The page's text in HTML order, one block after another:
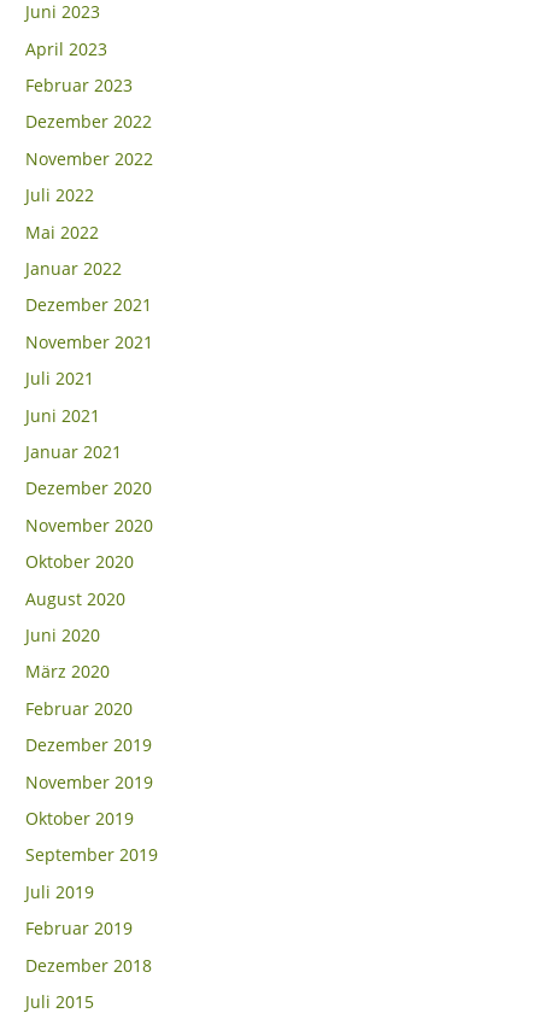
Juni 2023
April 2023
Februar 2023
Dezember 2022
November 2022
Juli 2022
Mai 2022
Januar 2022
Dezember 2021
November 2021
Juli 2021
Juni 2021
Januar 2021
Dezember 2020
November 2020
Oktober 2020
August 2020
Juni 2020
März 2020
Februar 2020
Dezember 2019
November 2019
Oktober 2019
September 2019
Juli 2019
Februar 2019
Dezember 2018
Juli 2015